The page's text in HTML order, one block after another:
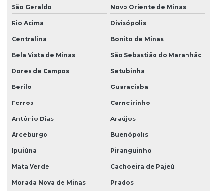
São Geraldo Novo Oriente de Minas
Rio Acima Divisópolis
Centralina Bonito de Minas
Bela Vista de Minas São Sebastião do Maranhão
Dores de Campos Setubinha
Berilo Guaraciaba
Ferros Carneirinho
Antônio Dias Araújos
Arceburgo Buenópolis
Ipuiúna Piranguinho
Mata Verde Cachoeira de Pajeú
Morada Nova de Minas Prados